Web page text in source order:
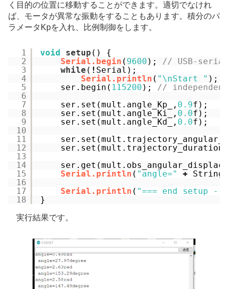
く目的の位置に移動することができます。適切でなけれ
ば、モータが異常な振動をすることもあります。積分のパ
ラメータKpを入れ、比例制御をします。
1
2
3
4
5
6
7
8
9
10
11
12
13
14
15
16
17
18
void setup () {
Serial.begin ( 9600 ); // USB-
while ( ! Serial);
Serial.println ( "\nStart " );
ser.begin( 115200 ); // independent
ser.set(mult.angle_Kp_, 0.9f);
ser.set(mult.angle_Ki_, 0.0f);
ser.set(mult.angle_Kd_, 0.0f);
Serial.println ( "angle=" +
Serial.println ( "=== end setup
}
実行結果です。